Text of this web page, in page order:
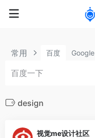
常用 百度 Google
design
视觉me设计社区